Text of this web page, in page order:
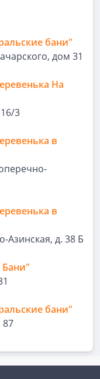
бани"
дом 31
На
3
в
в
Азинская, д. 38 Б
бани"
87